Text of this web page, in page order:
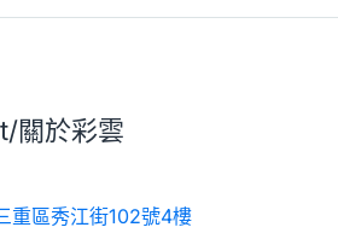
關於彩雲
重區秀江街102號4樓